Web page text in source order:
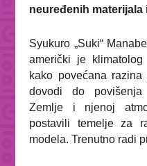
neuređenih
Syukuro „Suki“
američki je
kako povećana
dovodi do
Zemlje i njenoj
postavili temelje za
modela. Trenutno radi